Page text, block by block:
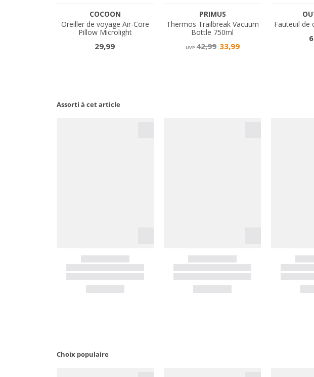
Assorti à cet article
Choix populaire